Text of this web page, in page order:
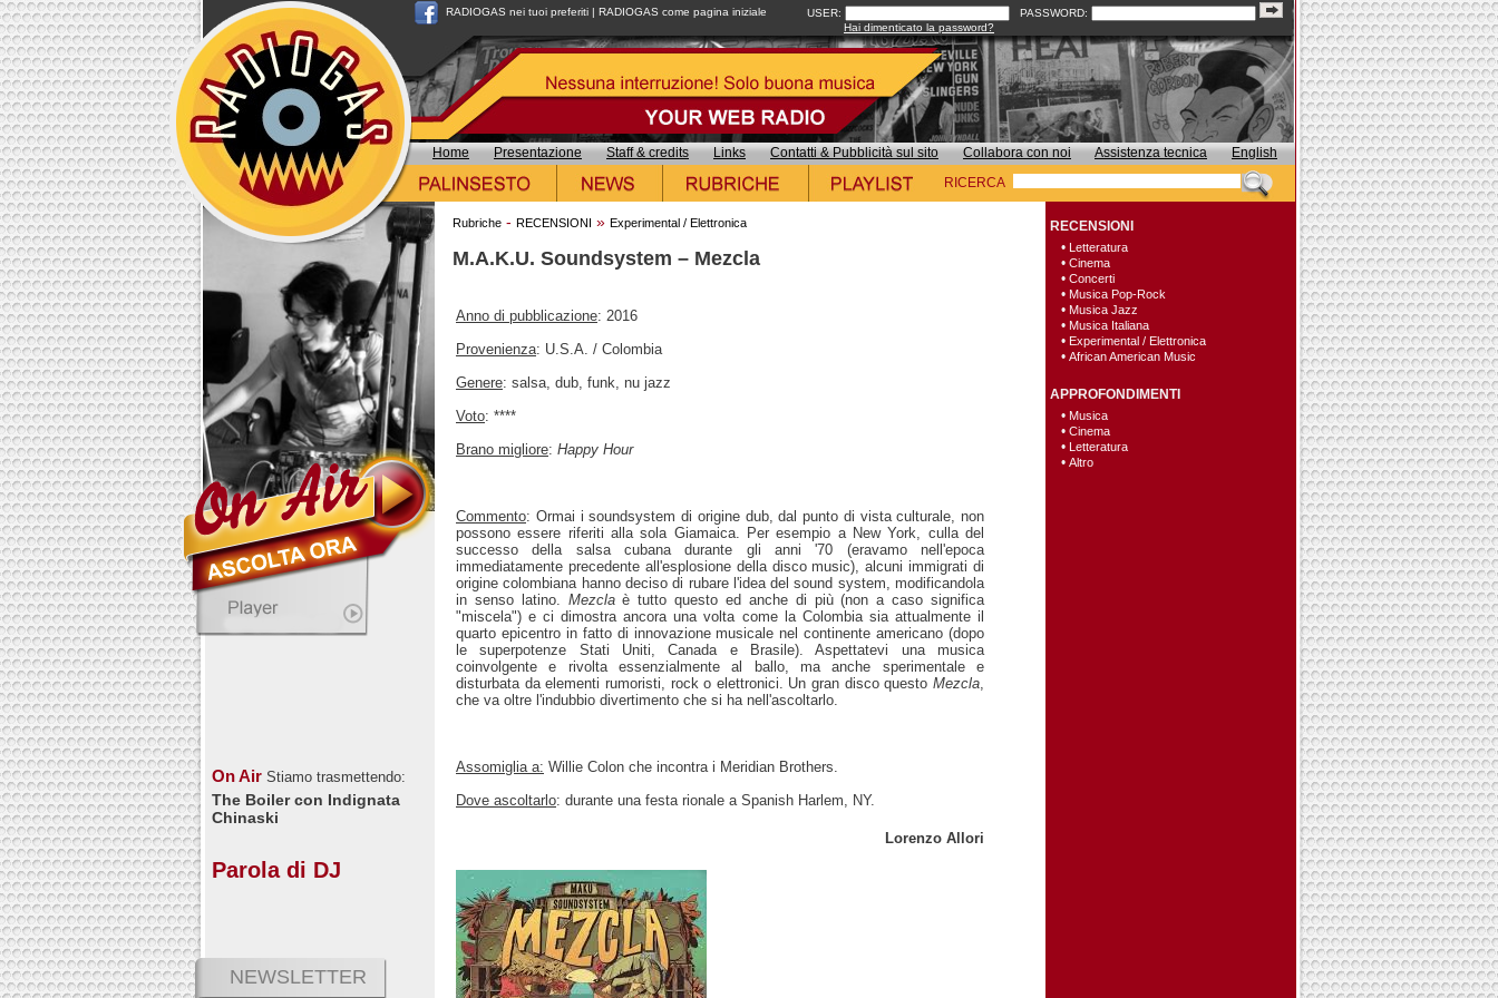
RADIOGAS nei tuoi preferiti | RADIOGAS come pagina iniziale USER:
PASSWORD:
Hai dimenticato la password?
Home Presentazione Staff & credits Links Contatti & Pubblicità sul sito Collabora con noi Assistenza tecnica
English
RICERCA
On Air Stiamo trasmettendo:
The Boiler con Indignata
Chinaski
Parola di DJ
NEWSLETTER
Rubriche - RECENSIONI » Experimental / Elettronica
M.A.K.U. Soundsystem – Mezcla
Anno di pubblicazione: 2016
Provenienza: U.S.A. / Colombia
Genere: salsa, dub, funk, nu jazz
Voto: ****
Brano migliore: Happy Hour
Commento: Ormai i soundsystem di origine dub, dal punto di vista culturale, non
possono essere riferiti alla sola Giamaica. Per esempio a New York, culla del
successo della salsa cubana durante gli anni '70 (eravamo nell'epoca
immediatamente precedente all'esplosione della disco music), alcuni immigrati di
origine colombiana hanno deciso di rubare l'idea del sound system, modificandola
in senso latino. Mezclaè tutto questo ed anche di più (non a caso significa
"miscela") e ci dimostra ancora una volta come la Colombia sia attualmente il
quarto epicentro in fatto di innovazione musicale nel continente americano (dopo
le superpotenze Stati Uniti, Canada e Brasile). Aspettatevi una musica
coinvolgente e rivolta essenzialmente al ballo, ma anche sperimentale e
disturbata da elementi rumoristi, rock o elettronici. Un gran disco questo Mezcla
che va oltre l'indubbio divertimento che si ha nell'ascoltarlo.
Assomiglia a: Willie Colon che incontra i Meridian Brothers.
Dove ascoltarlo: durante una festa rionale a Spanish Harlem, NY.
Lorenzo Allori
RECENSIONI
• Letteratura
• Cinema
• Concerti
• Musica Pop-Rock
• Musica Jazz
• Musica Italiana
• Experimental / Elettronica
• African American Music
APPROFONDIMENTI
• Musica
• Cinema
• Letteratura
• Altro